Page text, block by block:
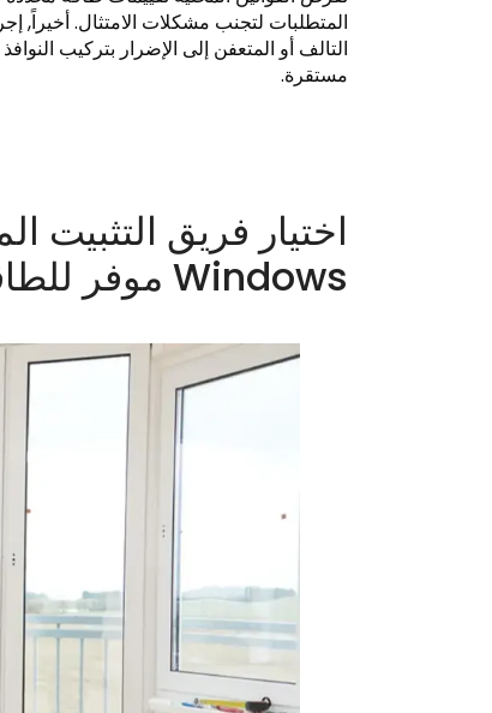
المتطلبات لتجنب مشكلات الامتثال.
التالف أو المتعفن إلى الإضرار بتركيب
مستقرة.
اختيار فريق التثبيت
Windows موفر للطاقة